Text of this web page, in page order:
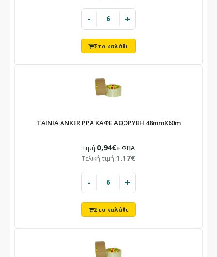
- +
ΤΑΙΝΙΑ ANKER PPA ΚΑΦΕ ΑΘΟΡΥΒΗ 48mmX60m
Τιμή:0,94€+ ΦΠΑ
Τελική τιμή:1,17€
- +